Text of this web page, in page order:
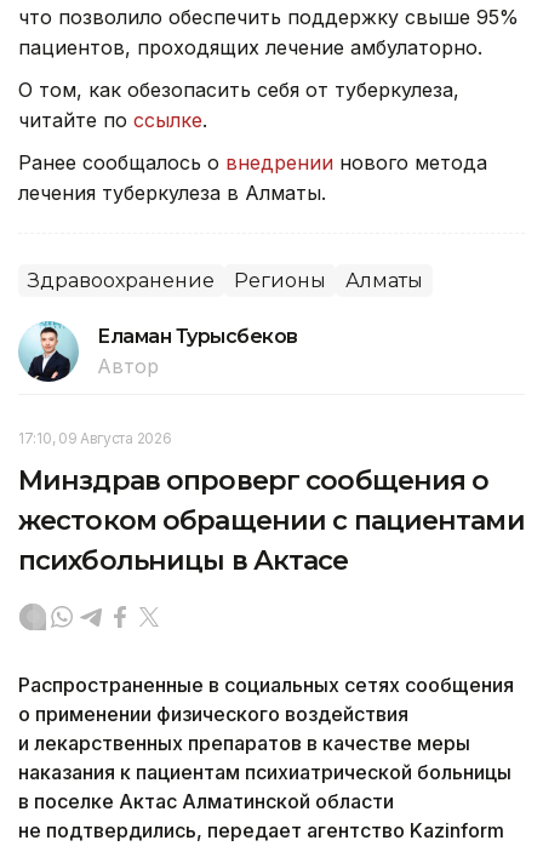
что позволило обеспечить поддержку свыше 95%
пациентов, проходящих лечение амбулаторно.
О том, как обезопасить себя от туберкулеза,
читайте по ссылке.
Ранее сообщалось о внедрении нового метода
лечения туберкулеза в Алматы.
Здравоохранение Регионы Алматы
Еламан Турысбеков
Автор
17:10, 09 Августа 2026
Минздрав опроверг сообщения о
жестоком обращении с пациентами
психбольницы в Актасе
Распространенные в социальных сетях сообщения
о применении физического воздействия
и лекарственных препаратов в качестве меры
наказания к пациентам психиатрической больницы
в поселке Актас Алматинской области
не подтвердились, передает агентство Kazinform